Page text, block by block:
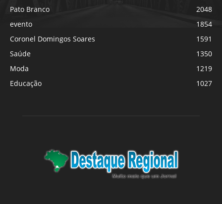
Pato Branco
2048
evento
1854
Coronel Domingos Soares
1591
Saúde
1350
Moda
1219
Educação
1027